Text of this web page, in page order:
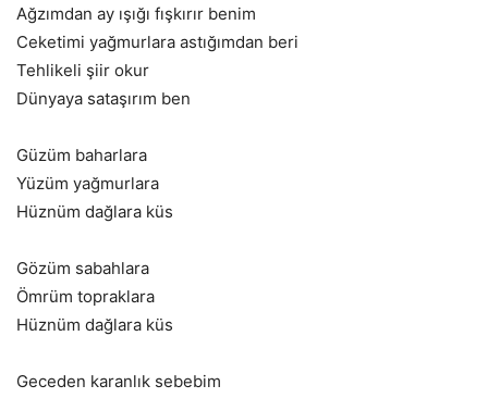
Ağzımdan ay ışığı fışkırır benim
Ceketimi yağmurlara astığımdan beri
Tehlikeli şiir okur
Dünyaya sataşırım ben
Güzüm baharlara
Yüzüm yağmurlara
Hüznüm dağlara küs
Gözüm sabahlara
Ömrüm topraklara
Hüznüm dağlara küs
Geceden karanlık sebebim